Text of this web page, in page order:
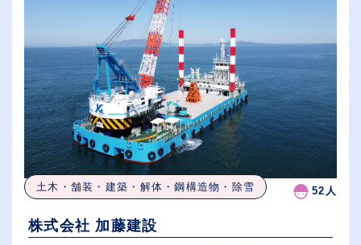
土木・舗装・建築・解体・鋼構造物・除雪 52人
株式会社 加藤建設